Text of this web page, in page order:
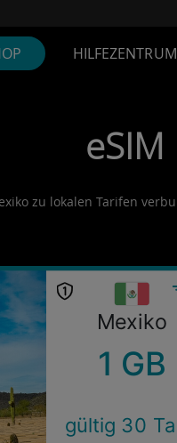
HILFEZENTRUM
eSIM
zu lokalen Tarifen
Mexiko
1 GB
gültig 30